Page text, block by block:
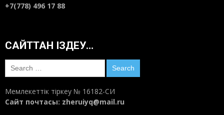
+7(778) 496 17 88
САЙТТАН ІЗДЕУ…
Search
for:
Мемлекеттік тіркеу № 16182-СИ
Сайт почтасы: zheruiyq@mail.ru